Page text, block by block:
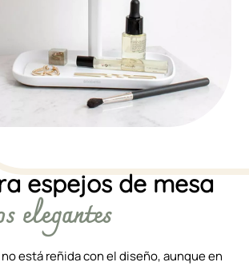
espejos de mesa
elegantes
está reñida con el diseño, aunque en